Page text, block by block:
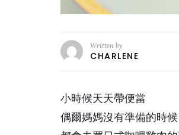
Written by
CHARLENE
小時候天天帶便當
偶爾媽媽沒有準備的時候